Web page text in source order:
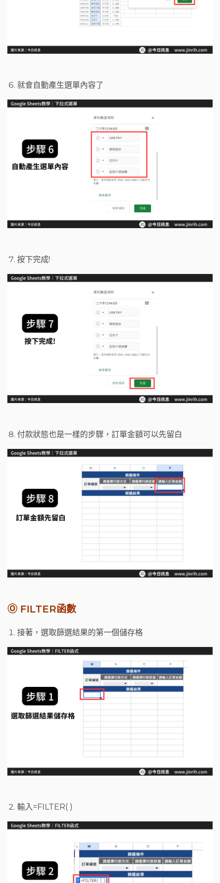
就會自動產生選單內容了
按下完成!
付款狀態也是一樣的步驟，訂單金額可以先留白
Ⓞ FILTER函數
接著，選取篩選結果的第一個儲存格
輸入=FILTER( )